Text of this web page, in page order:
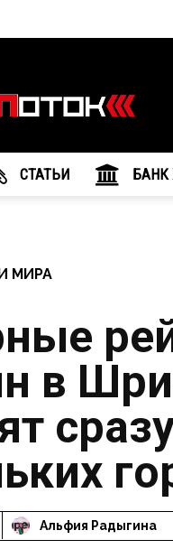
агентство
"МедиаПоток"
CТАТЬИ
МИРА
в
Альфия Радыгина